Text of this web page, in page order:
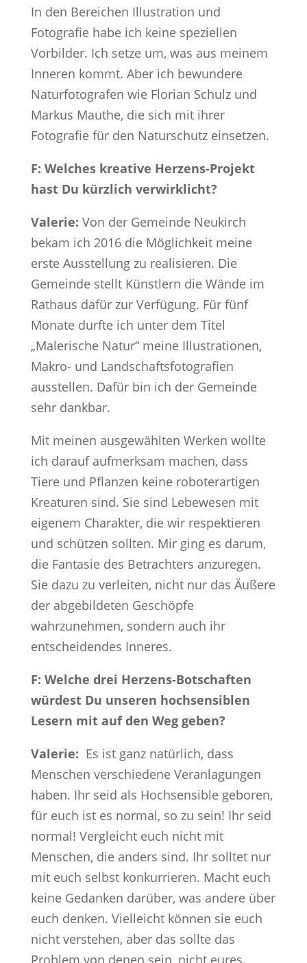
In den Bereichen Illustration und
Fotografie habe ich keine speziellen
Vorbilder. Ich setze um, was aus meinem
Inneren kommt. Aber ich bewundere
Naturfotografen wie Florian Schulz und
Markus Mauthe, die sich mit ihrer
Fotografie für den Naturschutz einsetzen.
F: Welches kreative Herzens-Projekt
hast Du kürzlich verwirklicht?
Valerie: Von der Gemeinde Neukirch
bekam ich 2016 die Möglichkeit meine
erste Ausstellung zu realisieren. Die
Gemeinde stellt Künstlern die Wände im
Rathaus dafür zur Verfügung. Für fünf
Monate durfte ich unter dem Titel
„Malerische Natur“ meine Illustrationen,
Makro- und Landschaftsfotografien
ausstellen. Dafür bin ich der Gemeinde
sehr dankbar.
Mit meinen ausgewählten Werken wollte
ich darauf aufmerksam machen, dass
Tiere und Pflanzen keine roboterartigen
Kreaturen sind. Sie sind Lebewesen mit
eigenem Charakter, die wir respektieren
und schützen sollten. Mir ging es darum,
die Fantasie des Betrachters anzuregen.
Sie dazu zu verleiten, nicht nur das Äußere
der abgebildeten Geschöpfe
wahrzunehmen, sondern auch ihr
entscheidendes Inneres.
F: Welche drei Herzens-Botschaften
würdest Du unseren hochsensiblen
Lesern mit auf den Weg geben?
Valerie: Es ist ganz natürlich, dass
Menschen verschiedene Veranlagungen
haben. Ihr seid als Hochsensible geboren,
für euch ist es normal, so zu sein! Ihr seid
normal! Vergleicht euch nicht mit
Menschen, die anders sind. Ihr solltet nur
mit euch selbst konkurrieren. Macht euch
keine Gedanken darüber, was andere über
euch denken. Vielleicht können sie euch
nicht verstehen, aber das sollte das
Problem von denen sein, nicht eures.